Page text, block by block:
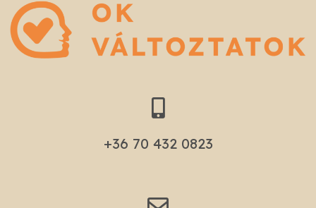
+36 70 432 0823​